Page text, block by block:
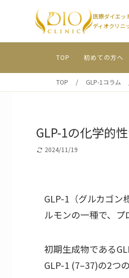
医療ダイエッ
ディオクリニ
TOP 初めての方へ
TOP / GLP-1コラム
GLP-1の化学的
2024/11/19
GLP-1（グルカゴン
ルモンの一種で、プ
初期生成物である
GLP-1 (7–37)の2つ